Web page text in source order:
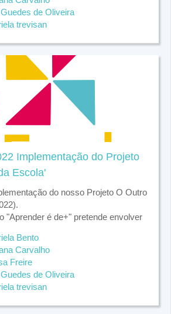
Guedes de Oliveira
trevisan
Implementação do Projeto
Escola'
do nosso Projeto O Outro
"Aprender é de+" pretende envolver
espaço escolar.
Bento, Gabriela Trevisan, Inês
Mariana Carvalho, Teresa Freire.
Bento
Carvalho
Freire
Guedes de Oliveira
trevisan